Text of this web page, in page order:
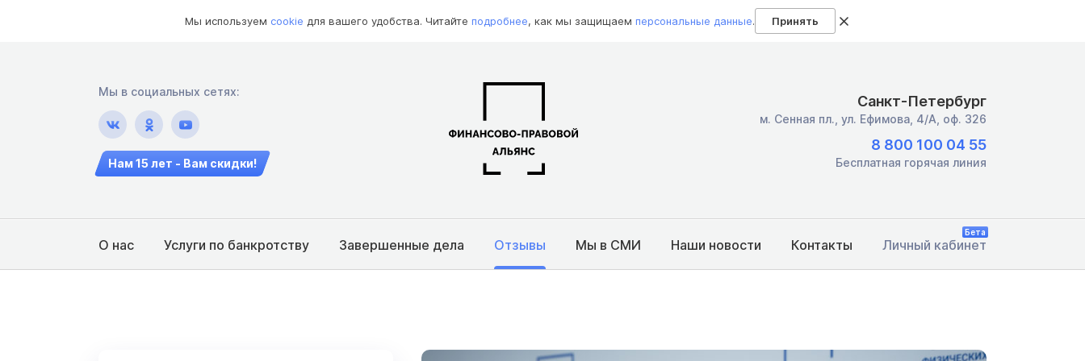
Мы используем cookie для вашего удобства. Читайте подробнее, как мы защищаем персональные данные. Принять
Мы в социальных сетях:
Нам 15 лет - Вам скидки!
Санкт-Петербург
м. Сенная пл., ул. Ефимова, 4/А, оф. 326
8 800 100 04 55
Бесплатная горячая линия
О нас Услуги по банкротству Завершенные дела Отзывы Мы в СМИ Наши новости Контакты Личный кабинет
Бета